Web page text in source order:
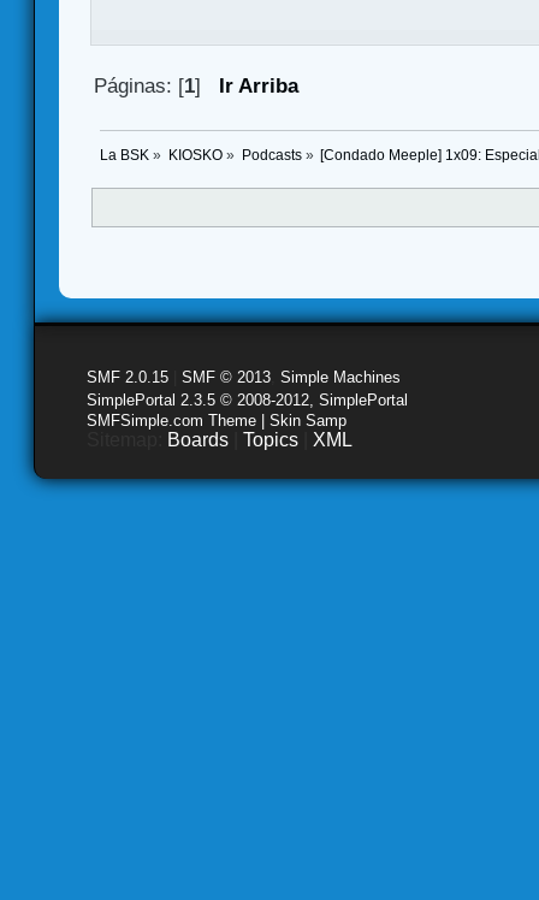
Páginas: [1] Ir Arriba
La BSK » KIOSKO» Podcasts» [Condado Meeple] 1x09:
SMF 2.0.15 SMF © 2013 Simple Machines
SimplePortal 2.3.5 © 2008-2012, SimplePortal
SMFSimple.com Theme | Skin Samp
Boards Topics XML